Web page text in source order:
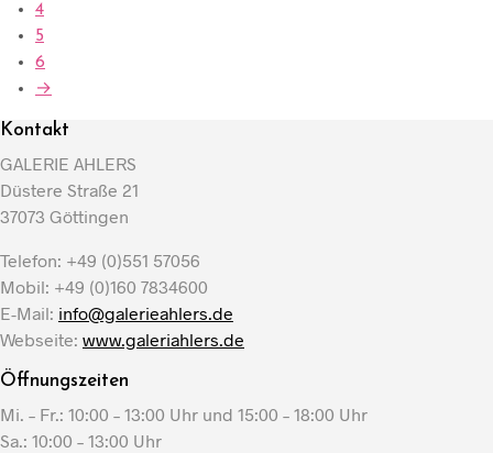
4
5
6
→
Kontakt
GALERIE AHLERS
Düstere Straße 21
37073 Göttingen
Telefon: +49 (0)551 57056
Mobil: +49 (0)160 7834600
E-Mail: info@galerieahlers.de
Webseite: www.galeriahlers.de
Öffnungszeiten
Mi. – Fr.: 10:00 – 13:00 Uhr und 15:00 – 18:00 Uhr
Sa.: 10:00 – 13:00 Uhr